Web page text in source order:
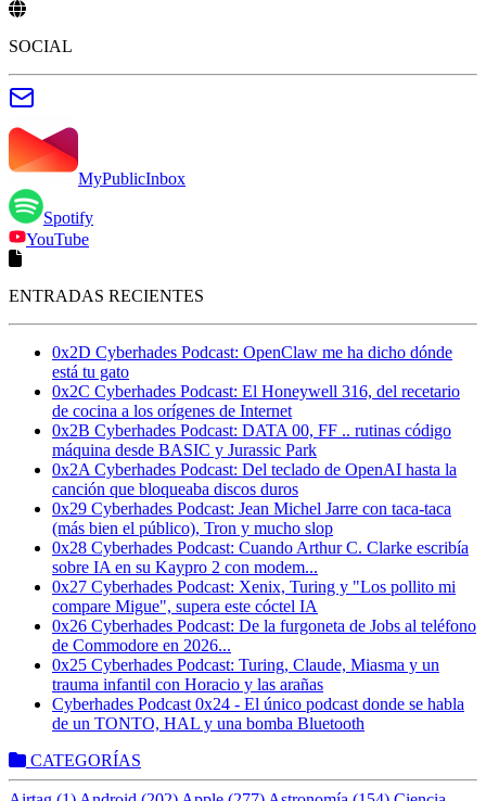
SOCIAL
MyPublicInbox
Spotify
YouTube
ENTRADAS RECIENTES
0x2D Cyberhades Podcast: OpenClaw me ha dicho dónde
está tu gato
0x2C Cyberhades Podcast: El Honeywell 316, del recetario
de cocina a los orígenes de Internet
0x2B Cyberhades Podcast: DATA 00, FF .. rutinas código
máquina desde BASIC y Jurassic Park
0x2A Cyberhades Podcast: Del teclado de OpenAI hasta la
canción que bloqueaba discos duros
0x29 Cyberhades Podcast: Jean Michel Jarre con taca-taca
(más bien el público), Tron y mucho slop
0x28 Cyberhades Podcast: Cuando Arthur C. Clarke escribía
sobre IA en su Kaypro 2 con modem...
0x27 Cyberhades Podcast: Xenix, Turing y "Los pollito mi
compare Migue", supera este cóctel IA
0x26 Cyberhades Podcast: De la furgoneta de Jobs al teléfono
de Commodore en 2026...
0x25 Cyberhades Podcast: Turing, Claude, Miasma y un
trauma infantil con Horacio y las arañas
Cyberhades Podcast 0x24 - El único podcast donde se habla
de un TONTO, HAL y una bomba Bluetooth
CATEGORÍAS